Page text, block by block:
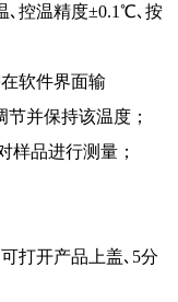
､控温精度±0.1℃､按
软件界面输
并保持该温度；
样品进行测量；
打开产品上盖､5分